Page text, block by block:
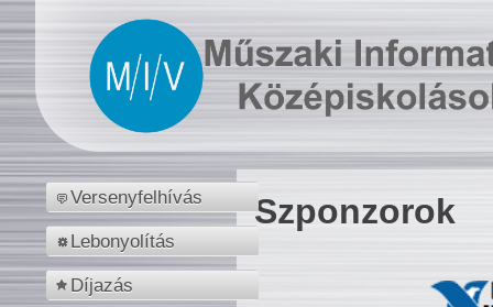
Versenyfelhívás
Lebonyolítás
Díjazás
Szponzorok